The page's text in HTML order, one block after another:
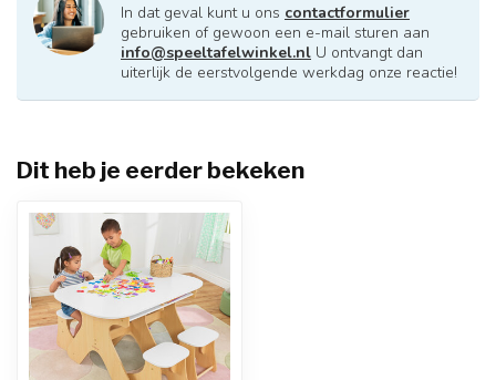
In dat geval kunt u ons contactformulier
gebruiken of gewoon een e-mail sturen aan
info@speeltafelwinkel.nl U ontvangt dan
uiterlijk de eerstvolgende werkdag onze reactie!
Dit heb je eerder bekeken